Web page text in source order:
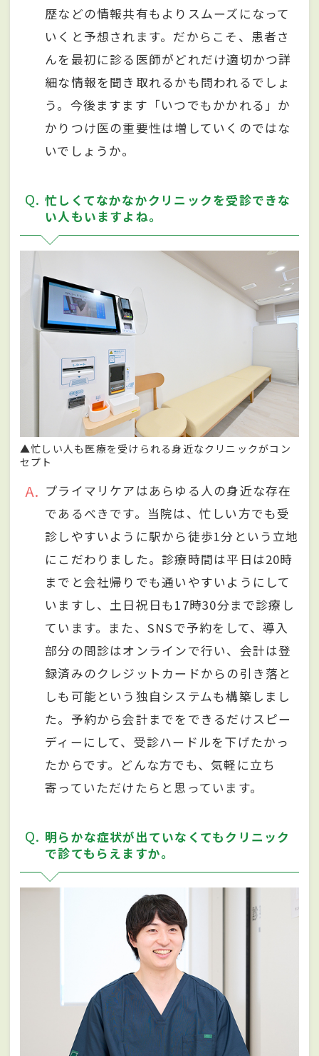
歴などの情報共有もよりスムーズになって
いくと予想されます。だからこそ、患者さ
んを最初に診る医師がどれだけ適切かつ詳
細な情報を聞き取れるかも問われるでしょ
う。今後ますます「いつでもかかれる」か
かりつけ医の重要性は増していくのではな
いでしょうか。
Q
忙しくてなかなかクリニックを受診できな
い人もいますよね。
▲忙しい人も医療を受けられる身近なクリニックがコン
セプト
A
プライマリケアはあらゆる人の身近な存在
であるべきです。当院は、忙しい方でも受
診しやすいように駅から徒歩1分という立地
にこだわりました。診療時間は平日は20時
までと会社帰りでも通いやすいようにして
いますし、土日祝日も17時30分まで診療し
ています。また、SNSで予約をして、導入
部分の問診はオンラインで行い、会計は登
録済みのクレジットカードからの引き落と
しも可能という独自システムも構築しまし
た。予約から会計までをできるだけスピー
ディーにして、受診ハードルを下げたかっ
たからです。どんな方でも、気軽に立ち
寄っていただけたらと思っています。
Q
明らかな症状が出ていなくてもクリニック
で診てもらえますか。